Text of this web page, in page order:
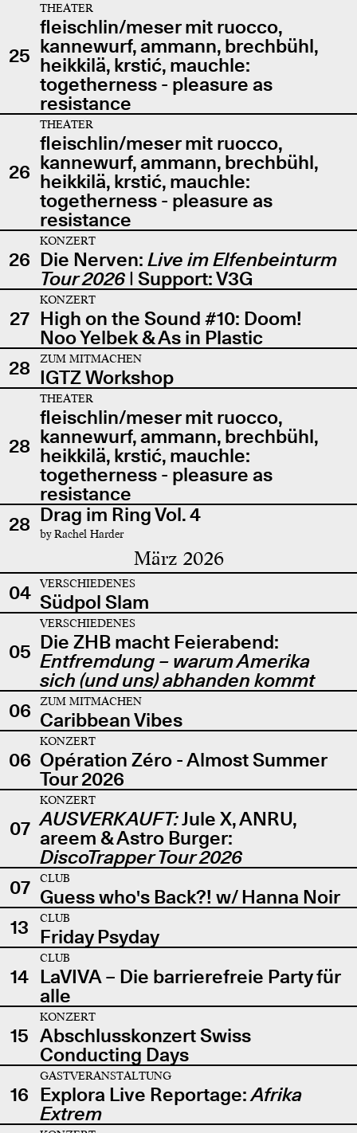
25
THEATER
fleischlin/meser mit ruocco,
kannewurf, ammann, brechbühl,
heikkilä, krstić, mauchle:
togetherness - pleasure as
resistance
26
THEATER
fleischlin/meser mit ruocco,
kannewurf, ammann, brechbühl,
heikkilä, krstić, mauchle:
togetherness - pleasure as
resistance
26
KONZERT
Die Nerven: Live im Elfenbeinturm
Tour 2026| Support: V3G
27
KONZERT
High on the Sound #10: Doom!
Noo Yelbek & As in Plastic
28
ZUM MITMACHEN
IGTZ Workshop
28
THEATER
fleischlin/meser mit ruocco,
kannewurf, ammann, brechbühl,
heikkilä, krstić, mauchle:
togetherness - pleasure as
resistance
28 Drag im Ring Vol. 4
by Rachel Harder
März 2026
04 VERSCHIEDENES
Südpol Slam
05
VERSCHIEDENES
Die ZHB macht Feierabend:
Entfremdung – warum Amerika
sich (und uns) abhanden kommt
06
ZUM MITMACHEN
Caribbean Vibes
06
KONZERT
Opération Zéro - Almost Summer
Tour 2026
07
KONZERT
AUSVERKAUFT:Jule X, ANRU,
areem & Astro Burger:
DiscoTrapper Tour 2026
07
CLUB
Guess who's Back?! w/ Hanna Noir
13
CLUB
Friday Psyday
14
CLUB
LaVIVA – Die barrierefreie Party für
alle
15
KONZERT
Abschlusskonzert Swiss
Conducting Days
16
GASTVERANSTALTUNG
Explora Live Reportage:Afrika
Extrem